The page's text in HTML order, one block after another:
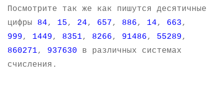
Посмотрите так же как пишутся десятичные
цифры 84, 15, 24, 657, 886, 14, 663,
999, 1449, 8351, 8266, 91486, 55289,
860271, 937630 в различных системах
счисления.